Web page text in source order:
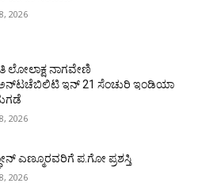
2026
ಲೋಲಾಕ್ಷ ನಾಗವೇಣಿ
ಇನ್ 21 ಸೆಂಚುರಿ ಇಂಡಿಯಾ
2026
ಎಣ್ಮೂರವರಿಗೆ ಪ.ಗೋ ಪ್ರಶಸ್ತಿ
2026